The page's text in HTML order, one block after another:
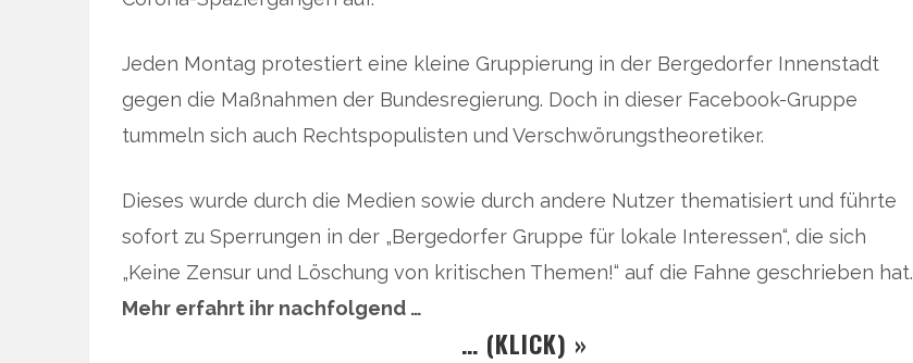
Jeden Montag protestiert eine kleine Gruppierung in der Bergedorfer Innenstadt
gegen die Maßnahmen der Bundesregierung. Doch in dieser Facebook-Gruppe
tummeln sich auch Rechtspopulisten und Verschwörungstheoretiker.
Dieses wurde durch die Medien sowie durch andere Nutzer thematisiert und führte
sofort zu Sperrungen in der „Bergedorfer Gruppe für lokale Interessen“, die sich
„Keine Zensur und Löschung von kritischen Themen!“ auf die Fahne geschrieben hat.
Mehr erfahrt ihr nachfolgend …
… (KLICK) »